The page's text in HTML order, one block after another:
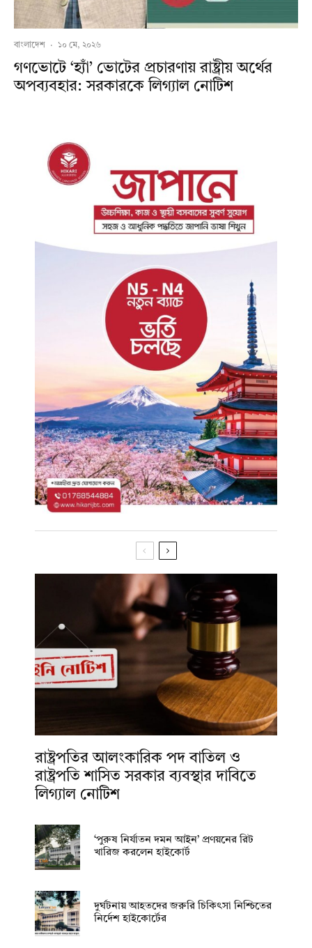
বাংলাদেশ · ১০ মে, ২০২৬
গণভোটে ‘হ্যাঁ’ ভোটের প্রচারণায় রাষ্ট্রীয় অর্থের
অপব্যবহার: সরকারকে লিগ্যাল নোটিশ
রাষ্ট্রপতির আলংকারিক পদ বাতিল ও
রাষ্ট্রপতি শাসিত সরকার ব্যবস্থার দাবিতে
লিগ্যাল নোটিশ
‘পুরুষ নির্যাতন দমন আইন’ প্রণয়নের রিট
খারিজ করলেন হাইকোর্ট
দুর্ঘটনায় আহতদের জরুরি চিকিৎসা নিশ্চিতের
নির্দেশ হাইকোর্টের